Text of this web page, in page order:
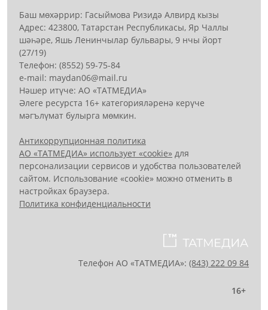
Баш мөхәррир: Гасыймова Ризидә Алвирд кызы
Адрес: 423800, Татарстан Республикасы, Яр Чаллы
шәһәре, Яшь Ленинчылар бульвары, 9 нчы йорт
(27/19)
Телефон: (8552) 59-75-84
е-mail: mауdаn06@mail.гu
Нәшер итүче: АО «ТАТМЕДИА»
Әлеге ресурста 16+ категорияләренә керүче
мәгълүмат булырга мөмкин.
Антикоррупционная политика
АО «ТАТМЕДИА» использует «cookie» для
персонализации сервисов и удобства пользователей
сайтом. Использование «cookie» можно отменить в
настройках браузера.
Политика конфиденциальности
Телефон АО «ТАТМЕДИА»: (843) 222 09 84
16+